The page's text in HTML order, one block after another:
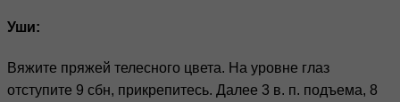
Уши:
Вяжите пряжей телесного цвета. На уровне глаз
отступите 9 сбн, прикрепитесь. Далее 3 в. п. подъема, 8